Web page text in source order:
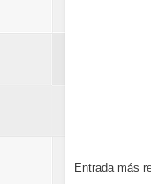
Entrada más